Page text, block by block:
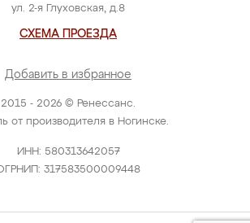
2015 - 2026 © Ренессанс.
от производителя в Ногинске.
ИНН: 580313642057
317583500009448
ул. 2-я Глуховская, д.8
СХЕМА ПРОЕЗДА
Добавить в избранное